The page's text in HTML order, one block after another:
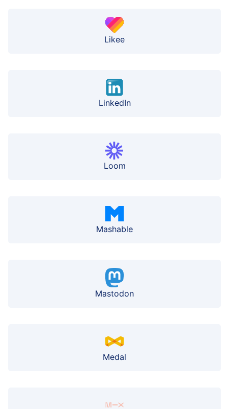
Likee
LinkedIn
Loom
Mashable
Mastodon
Medal